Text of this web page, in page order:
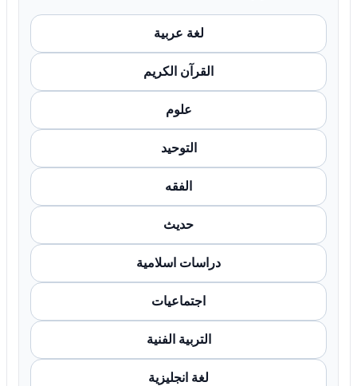
لغة عربية
القرآن الكريم
علوم
التوحيد
الفقه
حديث
دراسات اسلامية
اجتماعيات
التربية الفنية
لغة انجليزية